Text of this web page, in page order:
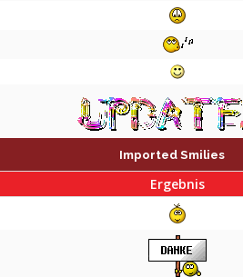
Imported Smilies
Ergebnis